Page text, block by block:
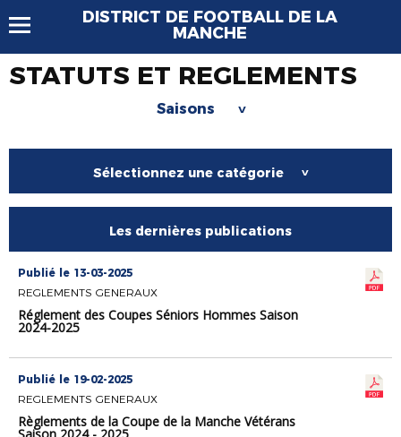
DISTRICT DE FOOTBALL DE LA
MANCHE
STATUTS ET REGLEMENTS
Saisons >
Sélectionnez une catégorie >
Les dernières publications
Publié le 13-03-2025
REGLEMENTS GENERAUX
Réglement des Coupes Séniors Hommes Saison
2024-2025
Publié le 19-02-2025
REGLEMENTS GENERAUX
Règlements de la Coupe de la Manche Vétérans